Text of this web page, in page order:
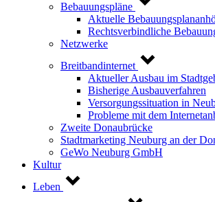
Bebauungspläne
Aktuelle
Rechtsverbindliche
Netzwerke
Breitbandinternet
Aktueller Ausbau im
Bisherige Ausbauverfahren
Versorgungssituation in
Probleme mit dem
Zweite Donaubrücke
Stadtmarketing Neuburg an der
GeWo Neuburg GmbH
Kultur
Leben